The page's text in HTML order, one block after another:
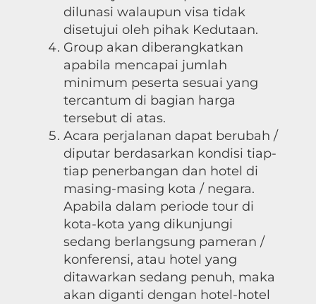
dilunasi walaupun visa tidak
disetujui oleh pihak Kedutaan.
Group akan diberangkatkan
apabila mencapai jumlah
minimum peserta sesuai yang
tercantum di bagian harga
tersebut di atas.
Acara perjalanan dapat berubah /
diputar berdasarkan kondisi tiap-
tiap penerbangan dan hotel di
masing-masing kota / negara.
Apabila dalam periode tour di
kota-kota yang dikunjungi
sedang berlangsung pameran /
konferensi, atau hotel yang
ditawarkan sedang penuh, maka
akan diganti dengan hotel-hotel